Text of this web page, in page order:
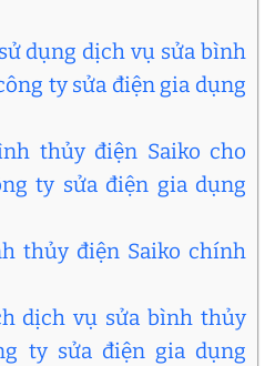
dụng dịch vụ sửa bình
ty sửa điện gia dụng
thủy điện Saiko cho
ty sửa điện gia dụng
thủy điện Saiko chính
dịch vụ sửa bình thủy
ty sửa điện gia dụng